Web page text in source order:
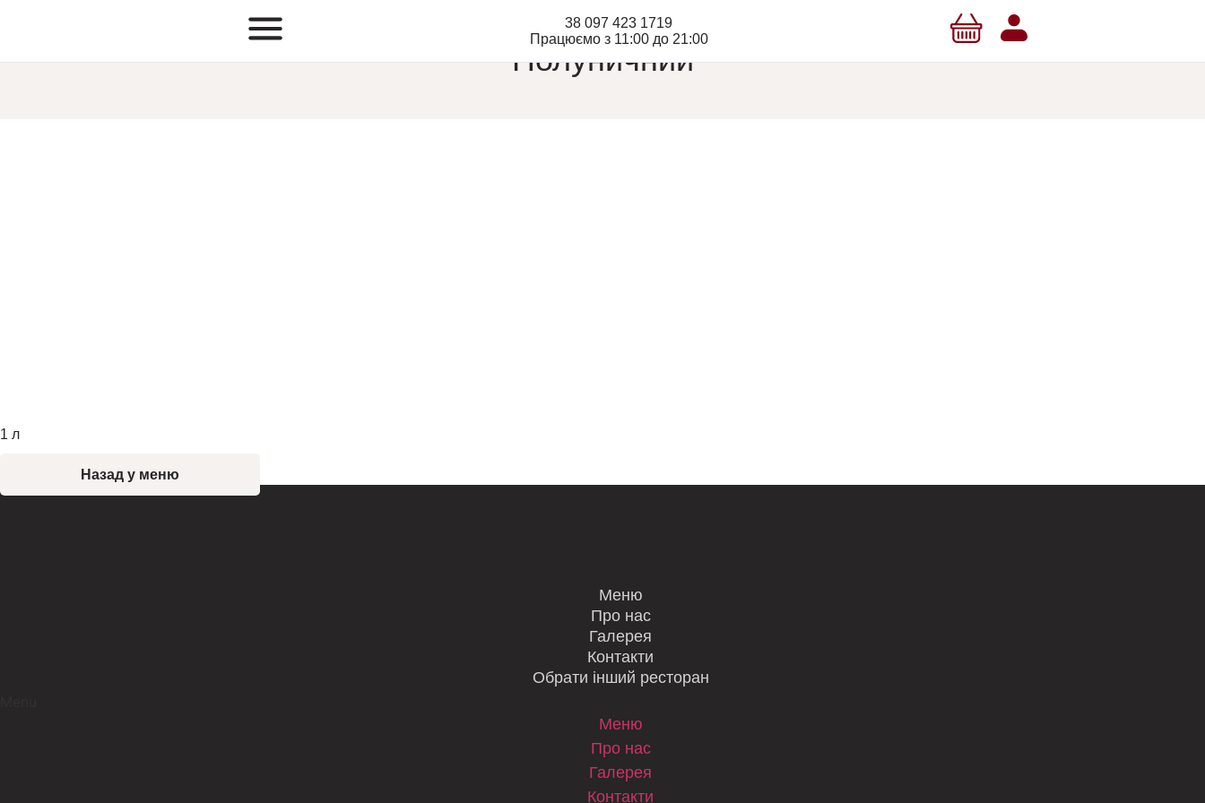
38 097 423 1719
Працюємо з 11:00 до 21:00
Полуничний
1 л
Назад у меню
Меню
Про нас
Галерея
Контакти
Обрати інший ресторан
Меню
Про нас
Галерея
Контакти